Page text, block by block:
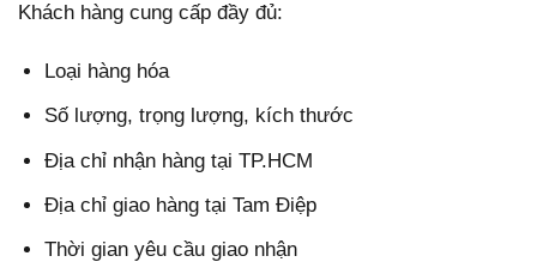
Khách hàng cung cấp đầy đủ:
Loại hàng hóa
Số lượng, trọng lượng, kích thước
Địa chỉ nhận hàng tại TP.HCM
Địa chỉ giao hàng tại Tam Điệp
Thời gian yêu cầu giao nhận